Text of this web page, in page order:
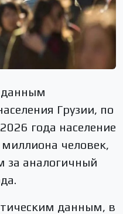
данным
Грузии, по
года население
человек,
за аналогичный
данным, в